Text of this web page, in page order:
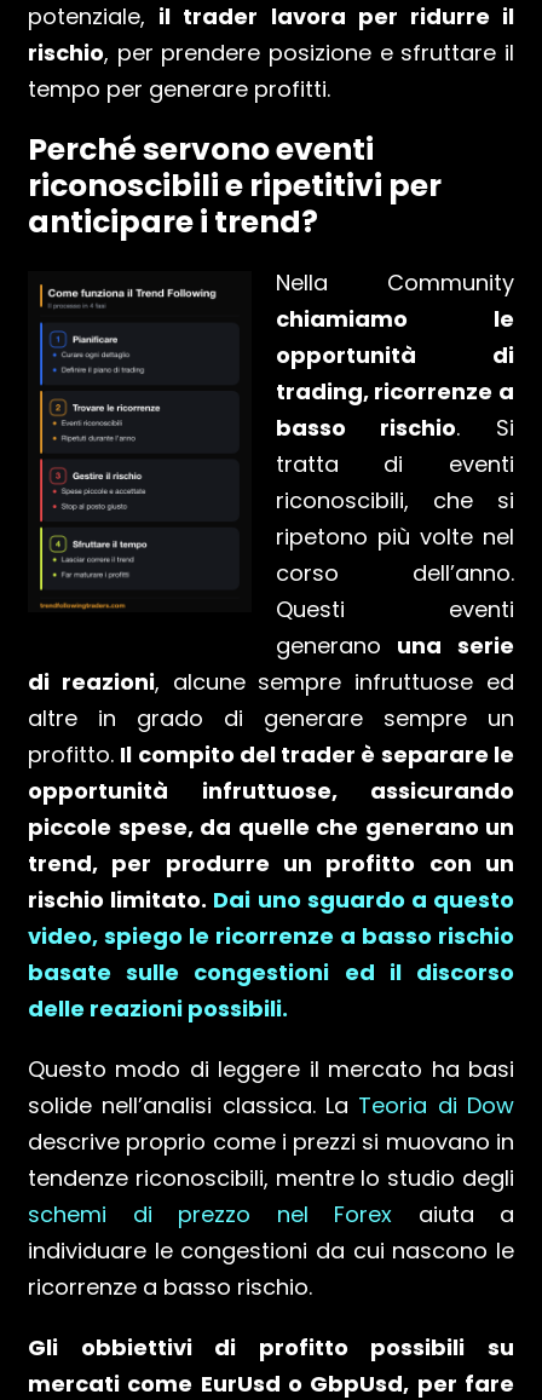
potenziale, il trader lavora per ridurre il
rischio, per prendere posizione e sfruttare il
tempo per generare profitti.
Perché servono eventi
riconoscibili e ripetitivi per
anticipare i trend?
Nella Community
chiamiamo le
opportunità di
trading, ricorrenze a
basso rischio. Si
tratta di eventi
riconoscibili, che si
ripetono più volte nel
corso dell’anno.
Questi eventi
generano una serie
di reazioni, alcune sempre infruttuose ed
altre in grado di generare sempre un
profitto. Il compito del trader è separare le
opportunità infruttuose, assicurando
piccole spese, da quelle che generano un
trend, per produrre un profitto con un
rischio limitato. Dai uno sguardo a questo
video, spiego le ricorrenze a basso rischio
basate sulle congestioni ed il discorso
delle reazioni possibili.
Questo modo di leggere il mercato ha basi
solide nell’analisi classica. La Teoria di Dow
descrive proprio come i prezzi si muovano in
tendenze riconoscibili, mentre lo studio degli
schemi di prezzo nel Forex aiuta a
individuare le congestioni da cui nascono le
ricorrenze a basso rischio.
Gli obbiettivi di profitto possibili su
mercati come EurUsd o GbpUsd, per fare